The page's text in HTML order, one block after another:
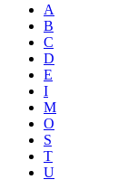
A
B
C
D
E
I
M
O
S
T
U